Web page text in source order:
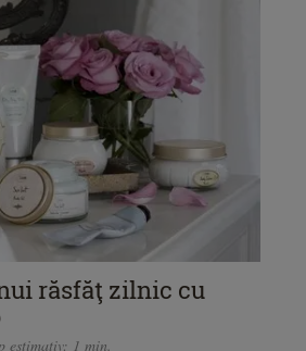
răsfăţ zilnic cu
estimativ: 1 min.